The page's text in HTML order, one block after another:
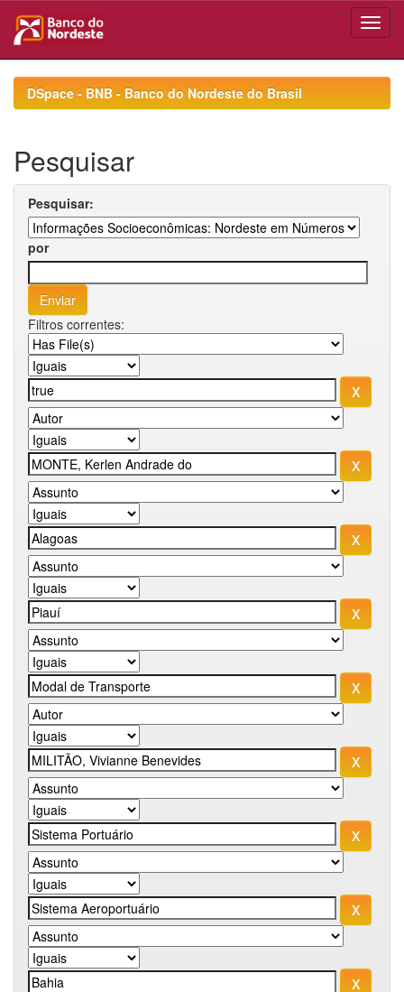
navigationDSpace - BNB - Banco do Nordeste do Brasil
Pesquisar
Pesquisar:
por
Filtros correntes: